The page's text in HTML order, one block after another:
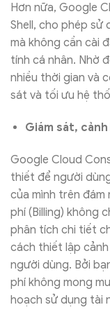
Hơn nữa, Google
Shell, cho phép sử
mà không cần cài
tính cá nhân. Nhờ
nhiều thời gian và
sát và tối ưu hệ
Giám sát,
Google Cloud
thiết để người
của mình trên đám
phí (Billing) không
phân tích chi tiết
cách thiết lập
người dùng. Bởi
phí không mong
hoạch sử dụng tài